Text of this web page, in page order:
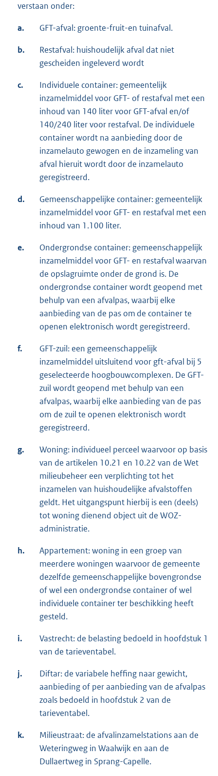
verstaan onder:
a. GFT-afval: groente-fruit-en tuinafval.
b.
Restafval: huishoudelijk afval dat niet
gescheiden ingeleverd wordt
c.
Individuele container: gemeentelijk
inzamelmiddel voor GFT- of restafval met een
inhoud van 140 liter voor GFT-afval en/of
140/240 liter voor restafval. De individuele
container wordt na aanbieding door de
inzamelauto gewogen en de inzameling van
afval hieruit wordt door de inzamelauto
geregistreerd.
d.
Gemeenschappelijke container: gemeentelijk
inzamelmiddel voor GFT- en restafval met een
inhoud van 1.100 liter.
e.
Ondergrondse container: gemeenschappelijk
inzamelmiddel voor GFT- en restafval waarvan
de opslagruimte onder de grond is. De
ondergrondse container wordt geopend met
behulp van een afvalpas, waarbij elke
aanbieding van de pas om de container te
openen elektronisch wordt geregistreerd.
f.
GFT-zuil: een gemeenschappelijk
inzamelmiddel uitsluitend voor gft-afval bij 5
geselecteerde hoogbouwcomplexen. De GFT-
zuil wordt geopend met behulp van een
afvalpas, waarbij elke aanbieding van de pas
om de zuil te openen elektronisch wordt
geregistreerd.
g.
Woning: individueel perceel waarvoor op basis
van de artikelen 10.21 en 10.22 van de Wet
milieubeheer een verplichting tot het
inzamelen van huishoudelijke afvalstoffen
geldt. Het uitgangspunt hierbij is een (deels)
tot woning dienend object uit de WOZ-
administratie.
h.
Appartement: woning in een groep van
meerdere woningen waarvoor de gemeente
dezelfde gemeenschappelijke bovengrondse
of wel een ondergrondse container of wel
individuele container ter beschikking heeft
gesteld.
i.
Vastrecht: de belasting bedoeld in hoofdstuk 1
van de tarieventabel.
j.
Diftar: de variabele heffing naar gewicht,
aanbieding of per aanbieding van de afvalpas
zoals bedoeld in hoofdstuk 2 van de
tarieventabel.
k.
Milieustraat: de afvalinzamelstations aan de
Weteringweg in Waalwijk en aan de
Dullaertweg in Sprang-Capelle.